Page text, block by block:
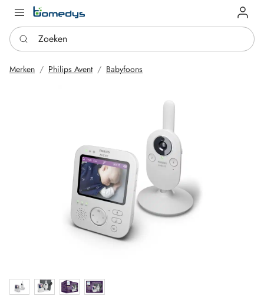
Log in
Zoeken
Merken Philips Avent Babyfoons